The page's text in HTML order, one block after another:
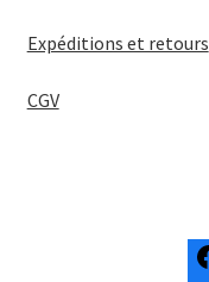
Expéditions et retours
CGV